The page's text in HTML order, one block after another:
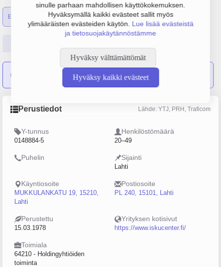
sinulle parhaan mahdollisen käyttökokemuksen.
Hyväksymällä kaikki evästeet sallit myös
ylimääräisten evästeiden käytön. Lue lisää evästeistä
ja tietosuojakäytännöstämme
Hyväksy välttämättömät
Hyväksy kaikki evästeet
Emon luvut Konsernin luvut
on sulautunut yritykseen Isku-Yhtymä Oy
Perustiedot Lähde: YTJ, PRH, Traficom
Y-tunnus
0148884-5
Henkilöstömäärä
20–49
Puhelin Sijainti
Lahti
Käyntiosoite
MUKKULANKATU 19, 15210,
Lahti
Postiosoite
PL 240, 15101, Lahti
Perustettu
15.03.1978
Yrityksen kotisivut
https://www.iskucenter.fi/
Toimiala
64210 - Holdingyhtiöiden
toiminta